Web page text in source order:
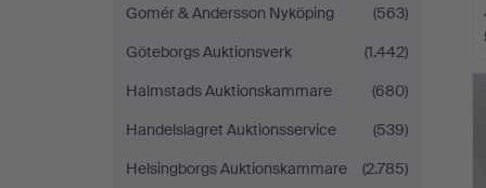
Gomér & Andersson Nyköping
(563)
Göteborgs Auktionsverk
(1.442)
Halmstads Auktionskammare
(680)
Handelslagret Auktionsservice
(539)
Helsingborgs Auktionskammare
(2.785)